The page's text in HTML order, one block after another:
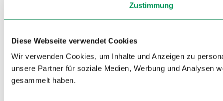
Zustimmung
Diese Webseite verwendet Cookies
Wir verwenden Cookies, um Inhalte und Anzeigen zu
unsere Partner für soziale Medien, Werbung und Analysen
gesammelt haben.